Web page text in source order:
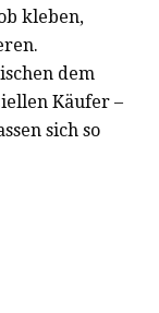
kleben,
dem
Käufer –
sich so